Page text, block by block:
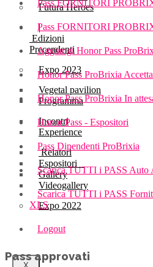
Futura Heroes
|
Edizioni
Precendenti
Expo 2023
Vegetal pavilion
Programma
Incontri
Experience
Relatori
Espositori
Gallery
Videogallery
Expo 2022
Pass FORNITORI
Pass FORNITORI
Aggiungi Honor Pass
Honor Pass ProBrixia
Honor Pass ProBrixia In
Honor Pass - Espositori
Pass Dipendenti ProBrixia
Scarica TUTTI i PASS Auto
Scarica TUTTI i PASS
XLS
Logout
Pass approvati